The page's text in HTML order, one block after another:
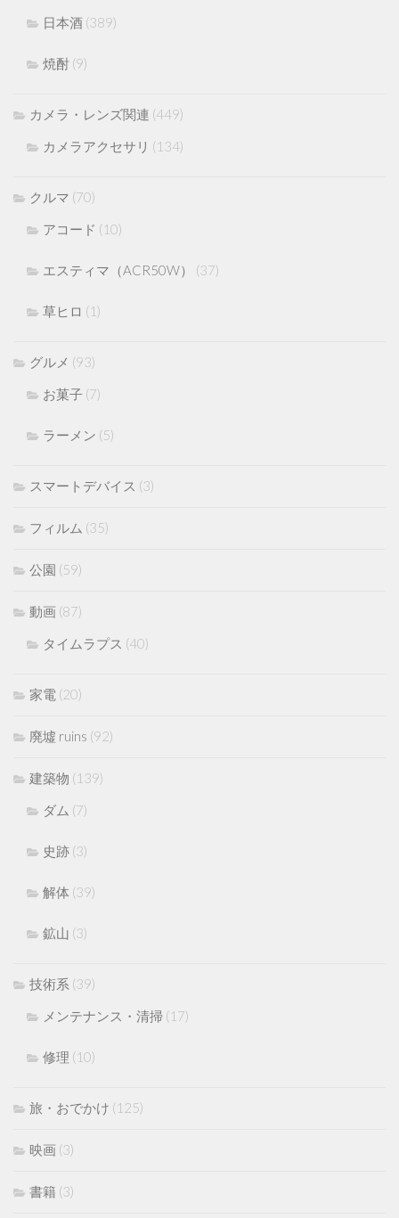
日本酒 (389)
焼酎 (9)
カメラ・レンズ関連 (449)
カメラアクセサリ (134)
クルマ (70)
アコード (10)
エスティマ（ACR50W） (37)
草ヒロ (1)
グルメ (93)
お菓子 (7)
ラーメン (5)
スマートデバイス (3)
フィルム (35)
公園 (59)
動画 (87)
タイムラプス (40)
家電 (20)
廃墟 ruins (92)
建築物 (139)
ダム (7)
史跡 (3)
解体 (39)
鉱山 (3)
技術系 (39)
メンテナンス・清掃 (17)
修理 (10)
旅・おでかけ (125)
映画 (3)
書籍 (3)